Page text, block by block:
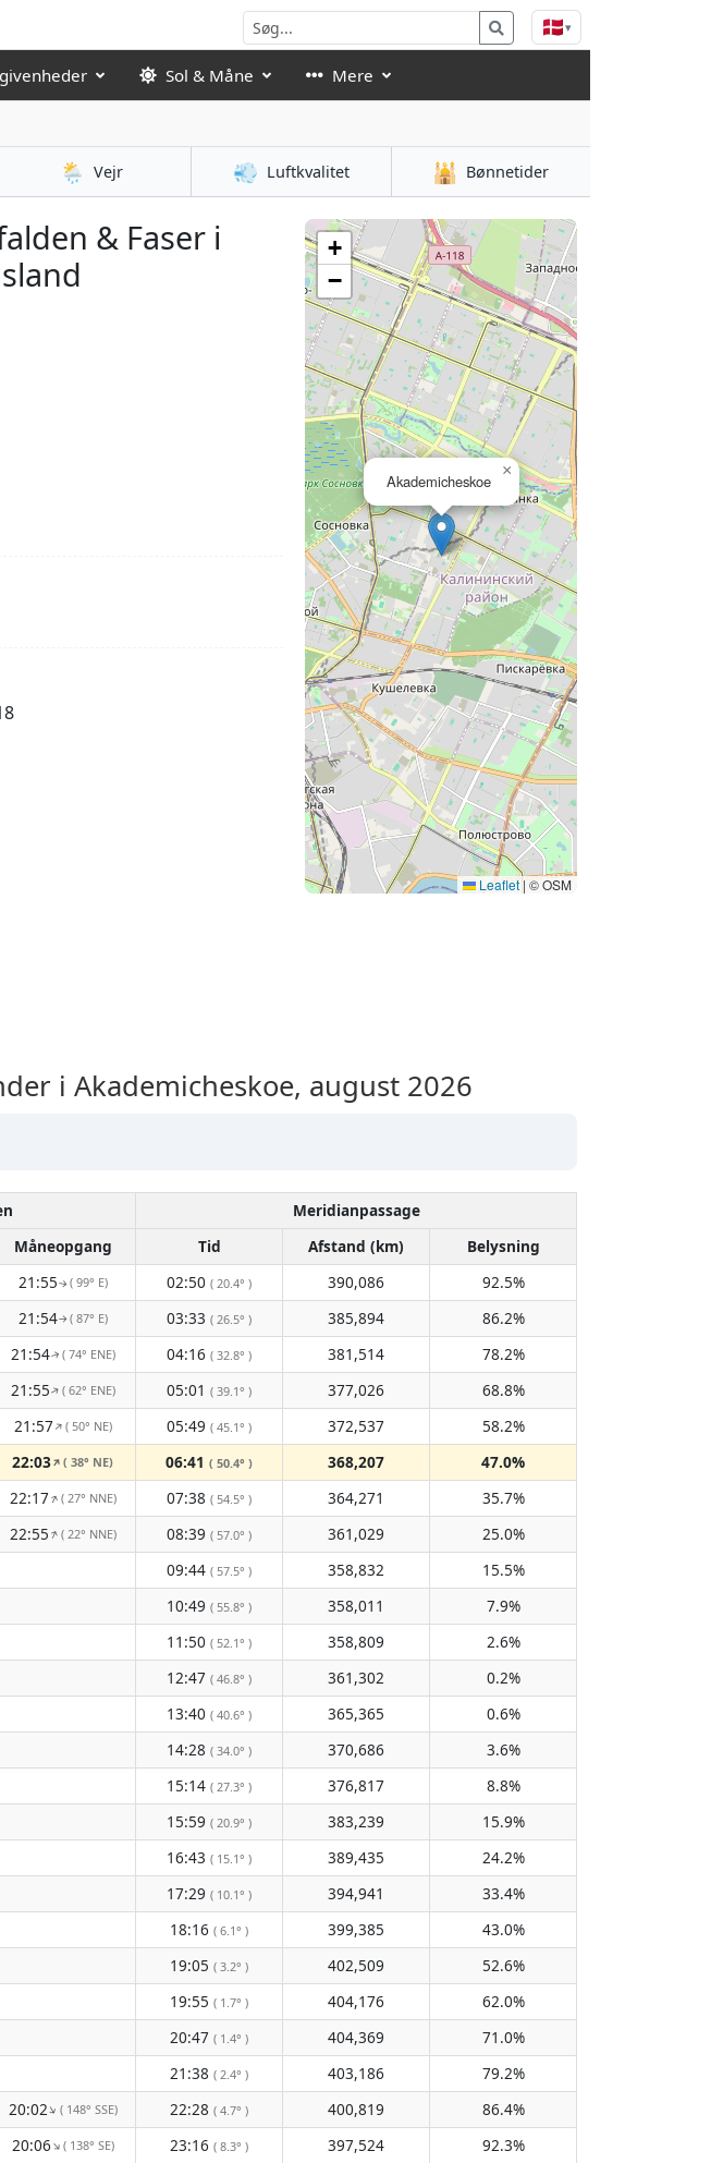
🇩🇰▾
Sol & Måne Mere
🌦️ Vejr 💨 Luftkvalitet 🕌 Bønnetider
& Faser i
Akademicheskoe
×
+
−
Leaflet |© OSM
i Akademicheskoe, august 2026
Meridianpassage
Måneopgang Tid Afstand (km)
Belysning
21:55↑( 99° E) 02:50 ( 20.4° ) 390,086
92.5%
21:54↑ ( 87° E) 03:33 ( 26.5° ) 385,894
86.2%
21:54↑( 74° ENE) 04:16 ( 32.8° ) 381,514
78.2%
21:55↑( 62° ENE) 05:01 ( 39.1° ) 377,026
68.8%
21:57↑( 50° NE) 05:49 ( 45.1° ) 372,537
58.2%
22:03↑( 38° NE) 06:41 ( 50.4° ) 368,207
47.0%
22:17↑ ( 27° NNE) 07:38 ( 54.5° ) 364,271
35.7%
22:55↑ ( 22° NNE) 08:39 ( 57.0° ) 361,029
25.0%
09:44 ( 57.5° ) 358,832
15.5%
10:49 ( 55.8° ) 358,011
7.9%
11:50 ( 52.1° ) 358,809
2.6%
12:47 ( 46.8° ) 361,302
0.2%
13:40 ( 40.6° ) 365,365
0.6%
14:28 ( 34.0° ) 370,686
3.6%
15:14 ( 27.3° ) 376,817
8.8%
15:59 ( 20.9° ) 383,239
15.9%
16:43 ( 15.1° ) 389,435
24.2%
17:29 ( 10.1° ) 394,941
33.4%
18:16 ( 6.1° ) 399,385
43.0%
19:05 ( 3.2° ) 402,509
52.6%
19:55 ( 1.7° ) 404,176
62.0%
20:47 ( 1.4° ) 404,369
71.0%
21:38 ( 2.4° ) 403,186
79.2%
20:02↑( 148° SSE) 22:28 ( 4.7° ) 400,819
86.4%
20:06↑( 138° SE) 23:16 ( 8.3° ) 397,524
92.3%